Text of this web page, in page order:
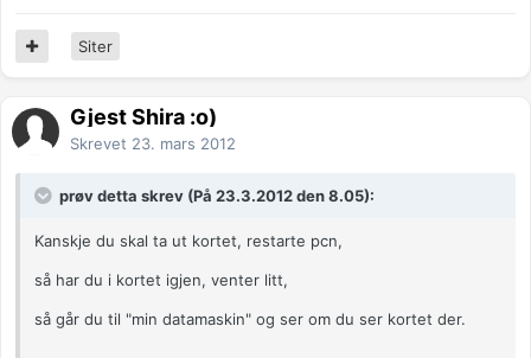
Siter
Gjest Shira :o)
Skrevet 23. mars 2012
prøv detta skrev (På 23.3.2012 den 8.05):
Kanskje du skal ta ut kortet, restarte pcn,
så har du i kortet igjen, venter litt,
så går du til "min datamaskin" og ser om du ser kortet der.